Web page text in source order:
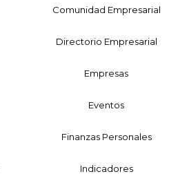
Comunidad Empresarial
Directorio Empresarial
Empresas
Eventos
Finanzas Personales
Indicadores